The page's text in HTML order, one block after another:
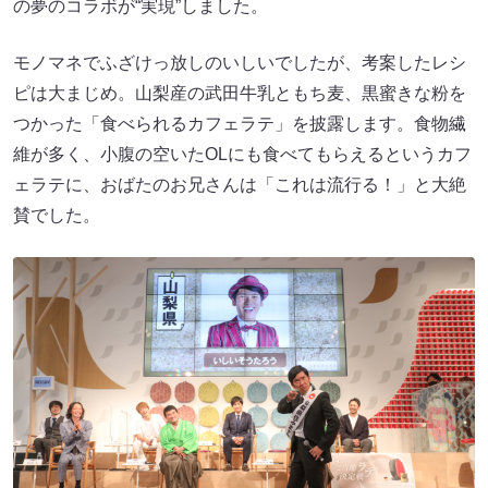
の夢のコラボが“実現”しました。
モノマネでふざけっ放しのいしいでしたが、考案したレシ
ピは大まじめ。山梨産の武田牛乳ともち麦、黒蜜きな粉を
つかった「食べられるカフェラテ」を披露します。食物繊
維が多く、小腹の空いたOLにも食べてもらえるというカフ
ェラテに、おばたのお兄さんは「これは流行る！」と大絶
賛でした。